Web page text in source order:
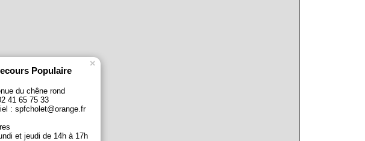
Populaire
du chêne rond
41 65 75 33
: spfcholet@orange.fr
et jeudi de 14h à 17h
×